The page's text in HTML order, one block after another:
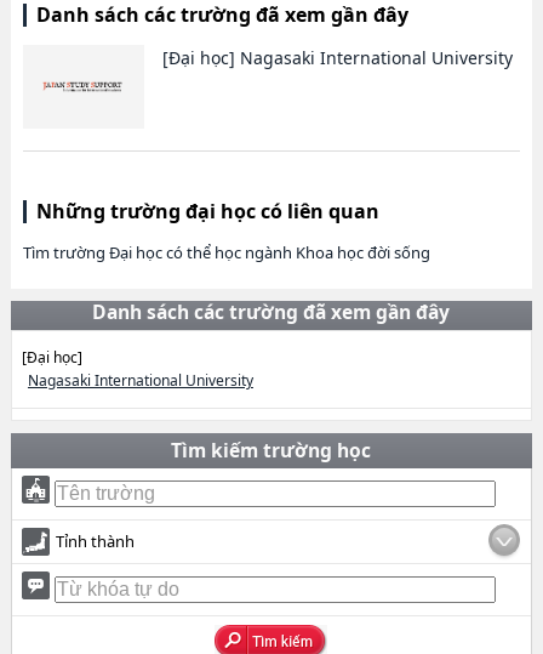
Danh sách các trường đã xem gần đây
[Đại học] Nagasaki International University
Những trường đại học có liên quan
Tìm trường Đại học có thể học ngành Khoa học đời sống
Danh sách các trường đã xem gần đây
[Đại học]
Nagasaki International University
Tìm kiếm trường học
Tỉnh thành